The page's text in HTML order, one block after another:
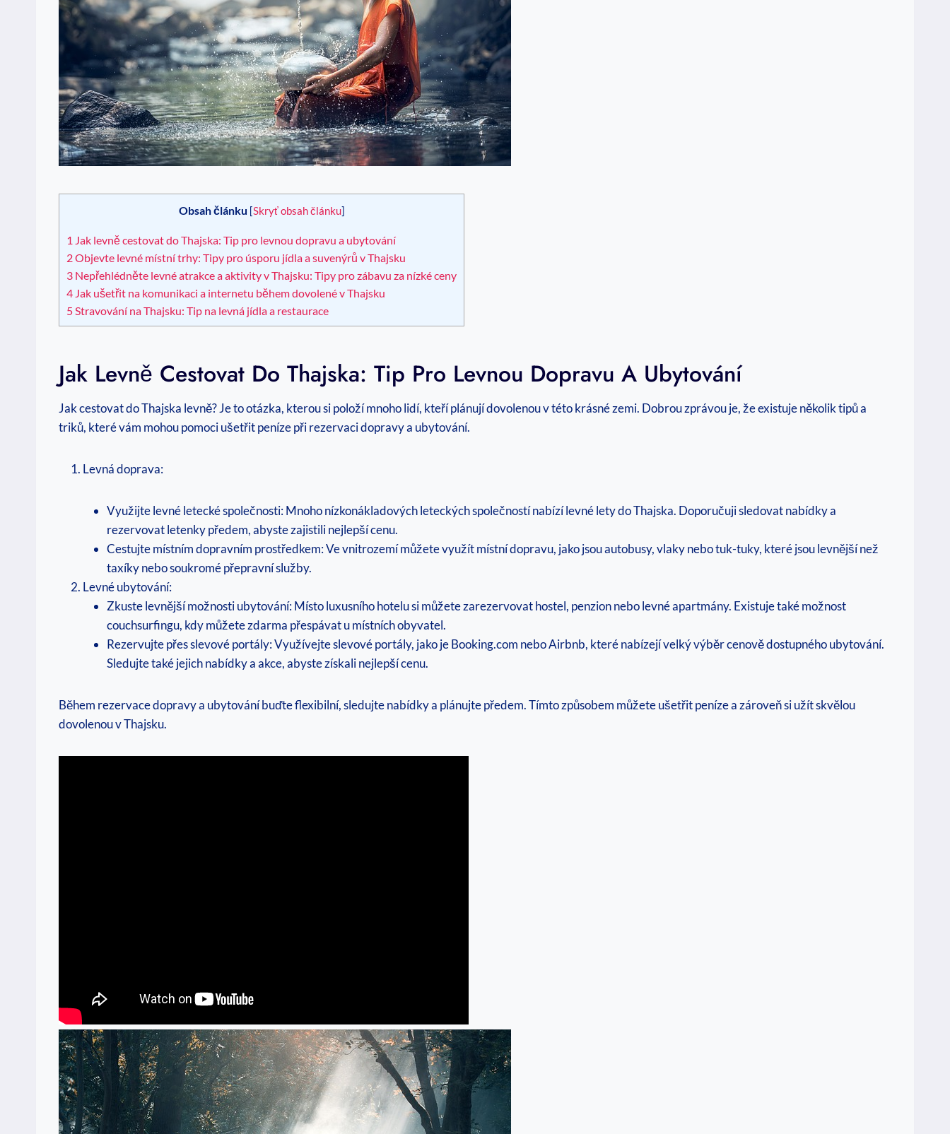
Obsah článku [Skryť obsah článku]
1 Jak levně cestovat do Thajska: Tip pro levnou dopravu a ubytování
2Objevte levné místní trhy: Tipy pro úsporu jídla a suvenýrů v Thajsku
3 Nepřehlédněte levné atrakce a aktivity v Thajsku: Tipy pro zábavu za nízké ceny
4 Jak ušetřit na komunikaci a internetu během dovolené v Thajsku
5 Stravování na Thajsku: Tip na levná jídla a restaurace
Jak Levně Cestovat Do Thajska: Tip Pro Levnou Dopravu A Ubytování
Jak cestovat do Thajska levně? Je to otázka, kterou si položí mnoho lidí, kteří plánují dovolenou v této krásné zemi. Dobrou zprávou je, že existuje několik tipů a
triků, které vám mohou pomoci ušetřit peníze při rezervaci dopravy a ubytování.
Levná doprava:
Využijte levné letecké společnosti: Mnoho nízkonákladových leteckých společností nabízí levné lety do Thajska. Doporučuji sledovat nabídky a
rezervovat letenky předem, abyste zajistili nejlepší cenu.
Cestujte místním dopravním prostředkem: Ve vnitrozemí můžete využít místní dopravu, jako jsou autobusy, vlaky nebo tuk-tuky, které jsou levnější než
taxíky nebo soukromé přepravní služby.
Levné ubytování:
Zkuste levnější možnosti ubytování: Místo luxusního hotelu si můžete zarezervovat hostel, penzion nebo levné apartmány. Existuje také možnost
couchsurfingu, kdy můžete zdarma přespávat u místních obyvatel.
Rezervujte přes slevové portály: Využívejte slevové portály, jako je Booking.com nebo Airbnb, které nabízejí velký výběr cenově dostupného ubytování.
Sledujte také jejich nabídky a akce, abyste získali nejlepší cenu.
Během rezervace dopravy a ubytování buďte flexibilní, sledujte nabídky a plánujte předem. Tímto způsobem můžete ušetřit peníze a zároveň si užít skvělou
dovolenou v Thajsku.